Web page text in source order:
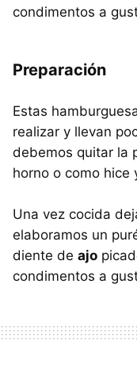
condimentos a
Preparación
Estas
realizar y llevan
debemos quitar la
horno o como hice
Una vez cocida
elaboramos un
diente de ajo
condimentos a